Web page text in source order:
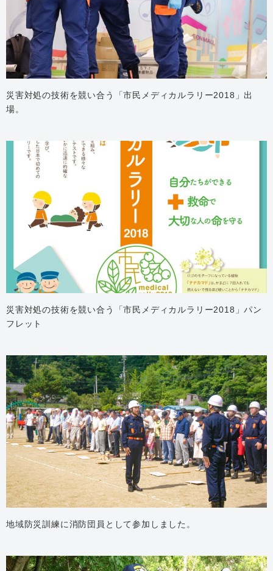
災害対処の技術を競い合う「市民メディカルラリー2018」出
場。
災害対処の技術を競い合う「市民メディカルラリー2018」パン
フレット
地域防災訓練に消防団員として参加しました。